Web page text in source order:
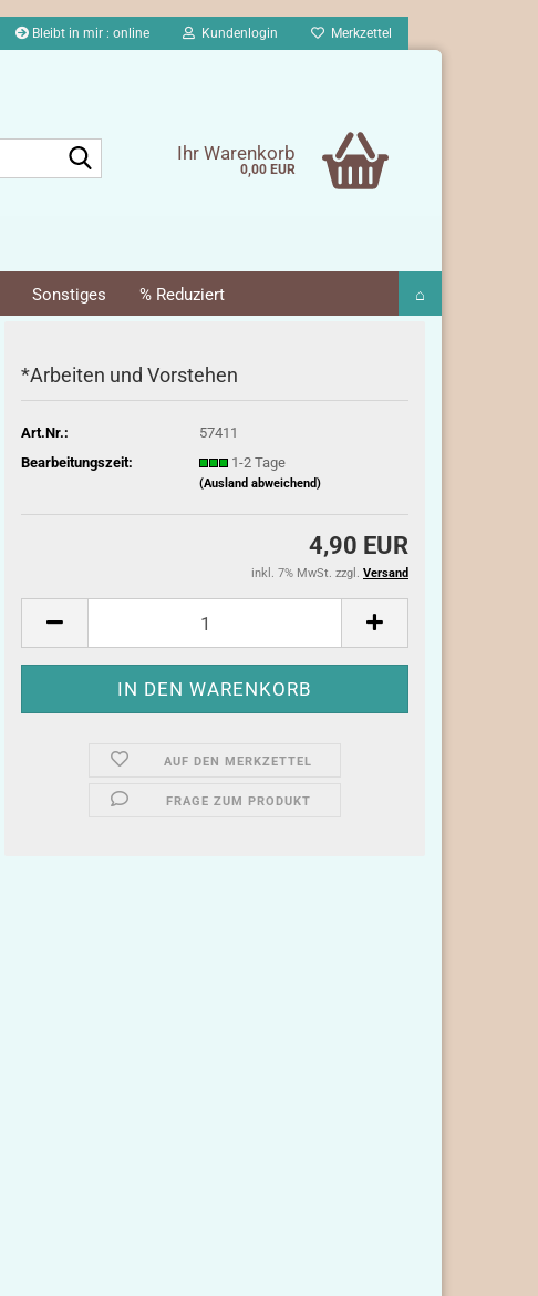
Bleibt in mir : online Kundenlogin Merkzettel
Ihr Warenkorb
0,00 EUR
Sonstiges % Reduziert ⌂
*Arbeiten und Vorstehen
Art.Nr.:
57411
Bearbeitungszeit:
1-2 Tage
(Ausland abweichend)
4,90 EUR
inkl. 7% MwSt. zzgl. Versand
AUF DEN MERKZETTEL
FRAGE ZUM PRODUKT